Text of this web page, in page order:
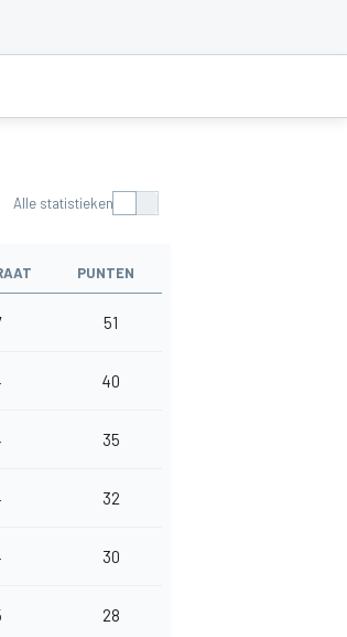
Alle statistieken
PUNTEN
51
40
35
32
30
28